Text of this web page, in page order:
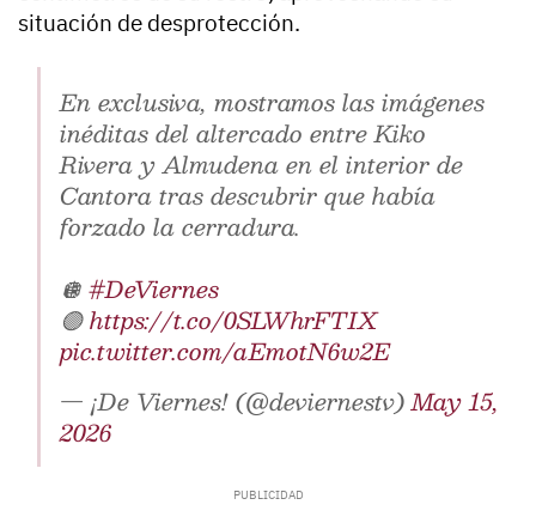
situación de desprotección.
En exclusiva, mostramos las imágenes
inéditas del altercado entre Kiko
Rivera y Almudena en el interior de
Cantora tras descubrir que había
forzado la cerradura.
🪩#DeViernes
🟣https://t.co/0SLWhrFTIX
pic.twitter.com/aEmotN6w2E
— ¡De Viernes! (@deviernestv)May 15,
2026